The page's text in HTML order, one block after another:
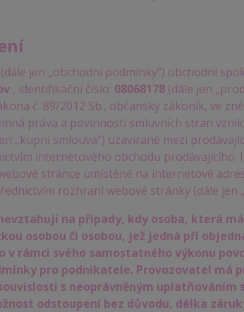
jen „obchodní podmínky“) obchodní
, identifikační číslo: 08068178 (dále jen
č. 89/2012 Sb., občanský zákoník, ve
práva a povinnosti smluvních stran
„kupní smlouva“) uzavírané mezi
internetového obchodu prodávajícího.
stránce umístěné na internetové
rozhraní webové stránky (dále jen
na případy, kdy osoba, která
osobou či osobou, jež jedná při
rámci svého samostatného výkonu
pro podnikatele. Provozovatel má
s neoprávněným uplatňováním
odstoupení bez důvodu, délka